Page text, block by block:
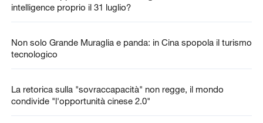
intelligence proprio il 31 luglio?
Non solo Grande Muraglia e panda: in Cina spopola il turismo
tecnologico
La retorica sulla "sovraccapacità" non regge, il mondo
condivide "l'opportunità cinese 2.0"